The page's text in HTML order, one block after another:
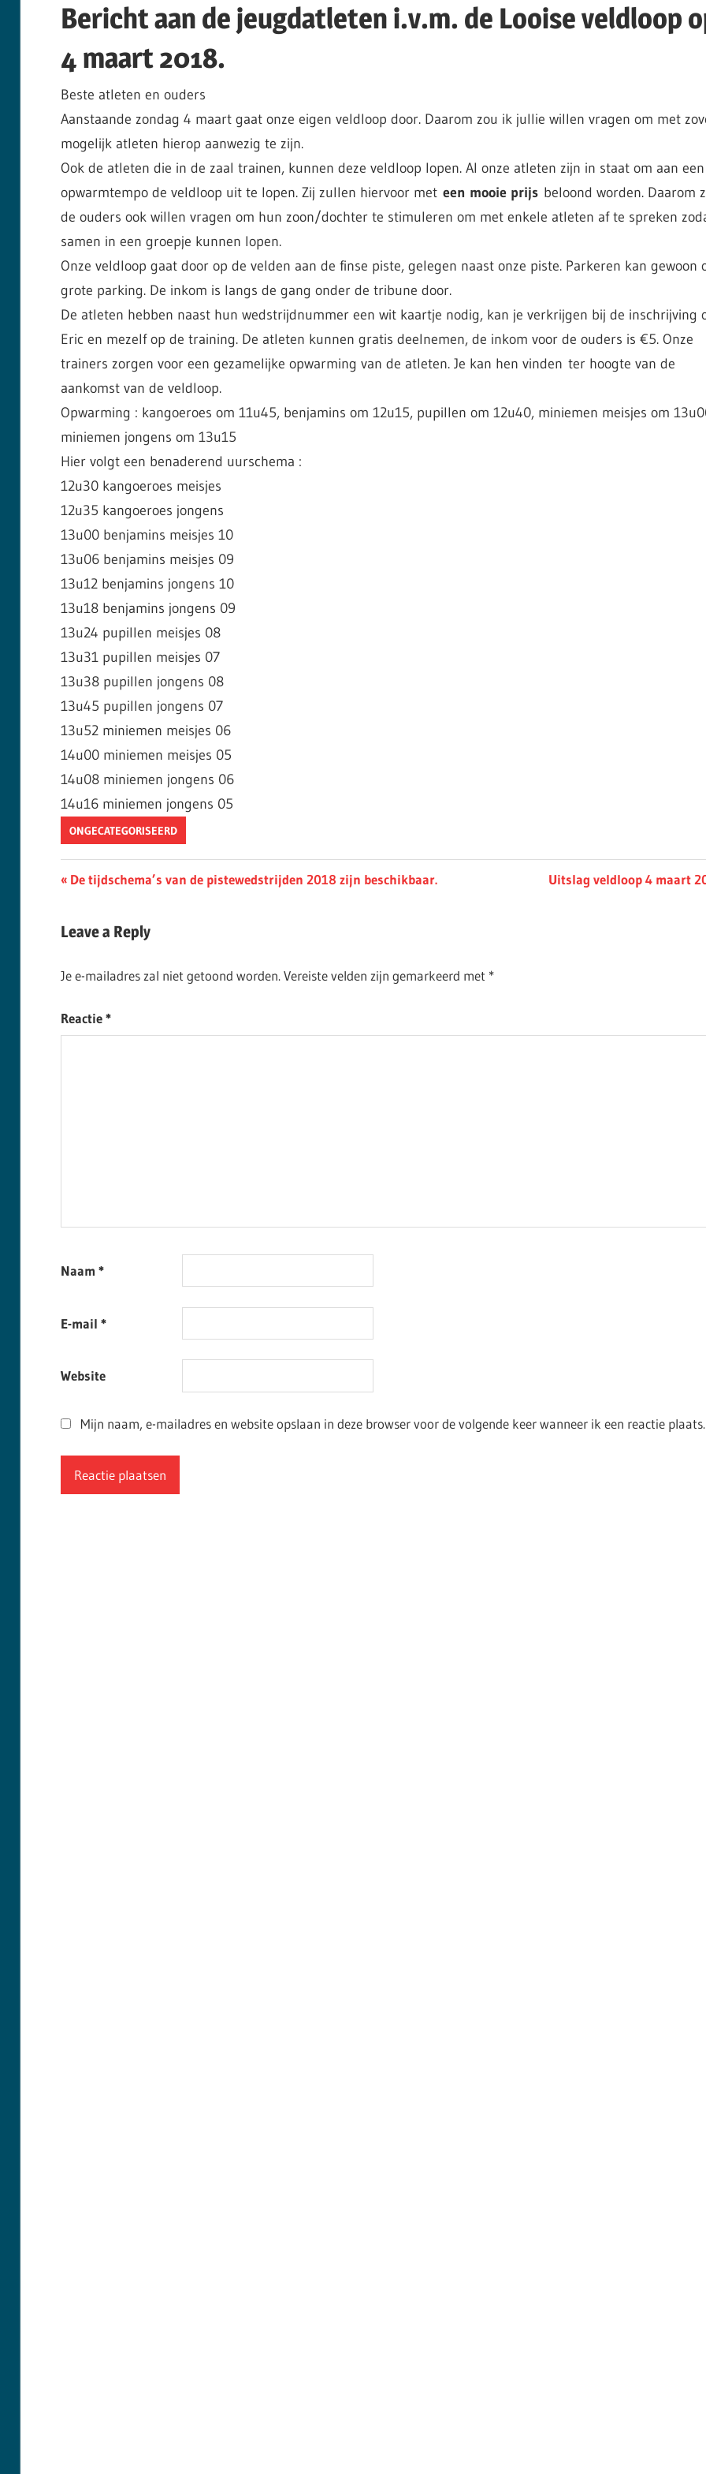
Bericht aan de jeugdatleten i.v.m. de Looise veldloop
4 maart 2018.
Beste atleten en ouders
Aanstaande zondag 4 maart gaat onze eigen veldloop door. Daarom zou ik jullie willen vragen om met
mogelijk atleten hierop aanwezig te zijn.
Ook de atleten die in de zaal trainen, kunnen deze veldloop lopen. Al onze atleten zijn in staat om aan een
opwarmtempo de veldloop uit te lopen. Zij zullen hiervoor met een mooie prijsbeloond worden. Daarom
de ouders ook willen vragen om hun zoon/dochter te stimuleren om met enkele atleten af te spreken
samen in een groepje kunnen lopen.
Onze veldloop gaat door op de velden aan de finse piste, gelegen naast onze piste. Parkeren kan gewoon
grote parking. De inkom is langs de gang onder de tribune door.
De atleten hebben naast hun wedstrijdnummer een wit kaartje nodig, kan je verkrijgen bij de inschrijving
Eric en mezelf op de training. De atleten kunnen gratis deelnemen, de inkom voor de ouders is €5. Onze
trainers zorgen voor een gezamelijke opwarming van de atleten. Je kan hen vinden ter hoogte van de
aankomst van de veldloop.
Opwarming : kangoeroes om 11u45, benjamins om 12u15, pupillen om 12u40, miniemen meisjes om
miniemen jongens om 13u15
Hier volgt een benaderend uurschema :
12u30 kangoeroes meisjes
12u35 kangoeroes jongens
13u00 benjamins meisjes 10
13u06 benjamins meisjes 09
13u12 benjamins jongens 10
13u18 benjamins jongens 09
13u24 pupillen meisjes 08
13u31 pupillen meisjes 07
13u38 pupillen jongens 08
13u45 pupillen jongens 07
13u52 miniemen meisjes 06
14u00 miniemen meisjes 05
14u08 miniemen jongens 06
14u16 miniemen jongens 05
ONGECATEGORISEERD
Berichtnavigatie
Previous
De tijdschema’s van de pistewedstrijden 2018 zijn beschikbaar.
Next
Uitslag veldloop 4 maart
Leave a Reply
Je e-mailadres zal niet getoond worden. Vereiste velden zijn gemarkeerd met *
Reactie*
Naam *
E-mail *
Website
Mijn naam, e-mailadres en website opslaan in deze browser voor de volgende keer wanneer ik een reactie plaats.